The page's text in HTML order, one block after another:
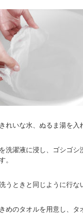
れいな水、ぬるま湯を入
洗濯液に浸し、ゴシゴシ
。
うときと同じように行な
めのタオルを用意し、タ